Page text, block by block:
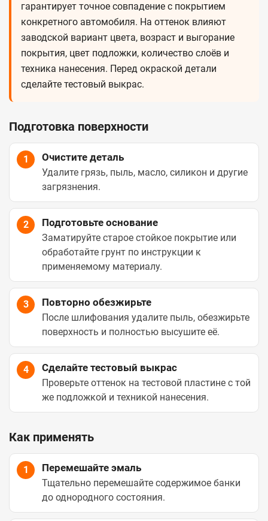
гарантирует точное совпадение с покрытием
конкретного автомобиля. На оттенок влияют
заводской вариант цвета, возраст и выгорание
покрытия, цвет подложки, количество слоёв и
техника нанесения. Перед окраской детали
сделайте тестовый выкрас.
Подготовка поверхности
1 Очистите деталь
Удалите грязь, пыль, масло, силикон и другие
загрязнения.
2 Подготовьте основание
Заматируйте старое стойкое покрытие или
обработайте грунт по инструкции к
применяемому материалу.
3 Повторно обезжирьте
После шлифования удалите пыль, обезжирьте
поверхность и полностью высушите её.
4 Сделайте тестовый выкрас
Проверьте оттенок на тестовой пластине с той
же подложкой и техникой нанесения.
Как применять
1 Перемешайте эмаль
Тщательно перемешайте содержимое банки
до однородного состояния.